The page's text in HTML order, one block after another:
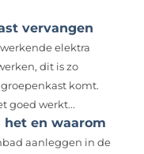
vervangen
elektra
dit is zo
komt.
goed werkt...
het en waarom
aanleggen in de